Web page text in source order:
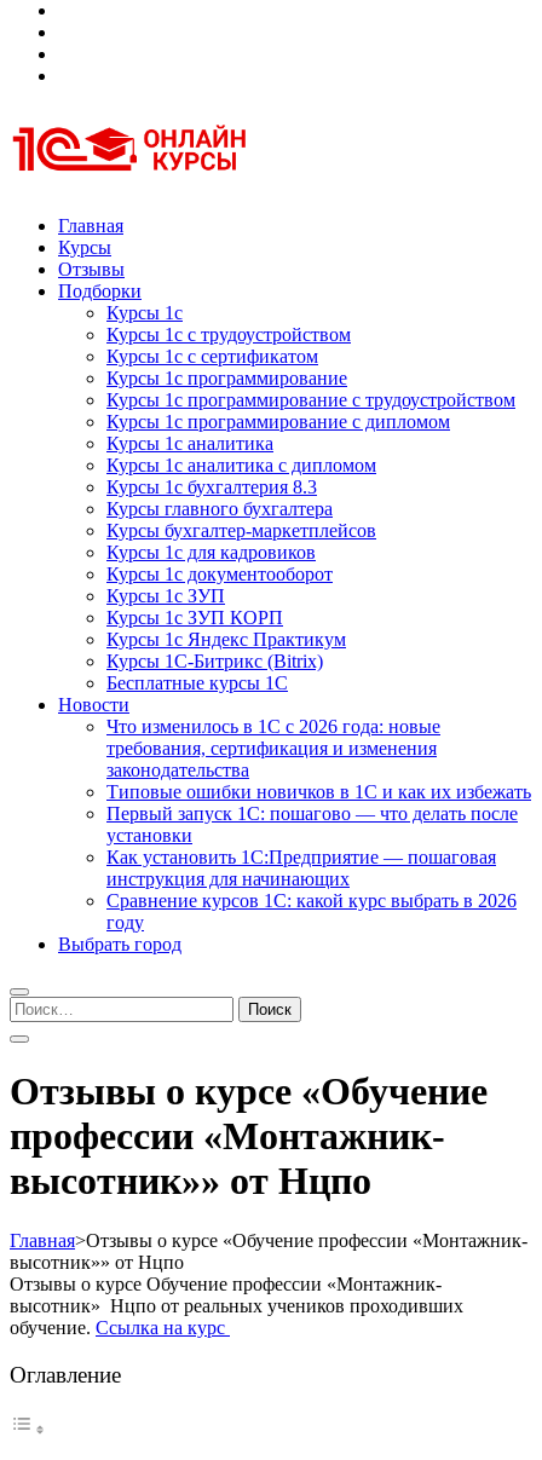
Курсы 1С
Курсы 1С официальная сертификация
Главная
Курсы
Отзывы
Подборки
Курсы 1с
Курсы 1с с трудоустройством
Курсы 1с с сертификатом
Курсы 1с программирование
Курсы 1с программирование с трудоустройством
Курсы 1с программирование с дипломом
Курсы 1с аналитика
Курсы 1с аналитика с дипломом
Курсы 1с бухгалтерия 8.3
Курсы главного бухгалтера
Курсы бухгалтер-маркетплейсов
Курсы 1с для кадровиков
Курсы 1с документооборот
Курсы 1с ЗУП
Курсы 1с ЗУП КОРП
Курсы 1с Яндекс Практикум
Курсы 1С-Битрикс (Bitrix)
Бесплатные курсы 1С
Новости
Что изменилось в 1С с 2026 года: новые
требования, сертификация и изменения
законодательства
Типовые ошибки новичков в 1С и как их избежать
Первый запуск 1С: пошагово — что делать после
установки
Как установить 1С:Предприятие — пошаговая
инструкция для начинающих
Сравнение курсов 1С: какой курс выбрать в 2026
году
Выбрать город
Найти:
Отзывы о курсе «Обучение
профессии «Монтажник-
высотник»» от Нцпо
Главная>Отзывы о курсе «Обучение профессии «Монтажник-
высотник»» от Нцпо
Отзывы о курсе Обучение профессии «Монтажник-
высотник» Нцпо от реальных учеников проходивших
обучение. Ссылка на курс
Оглавление